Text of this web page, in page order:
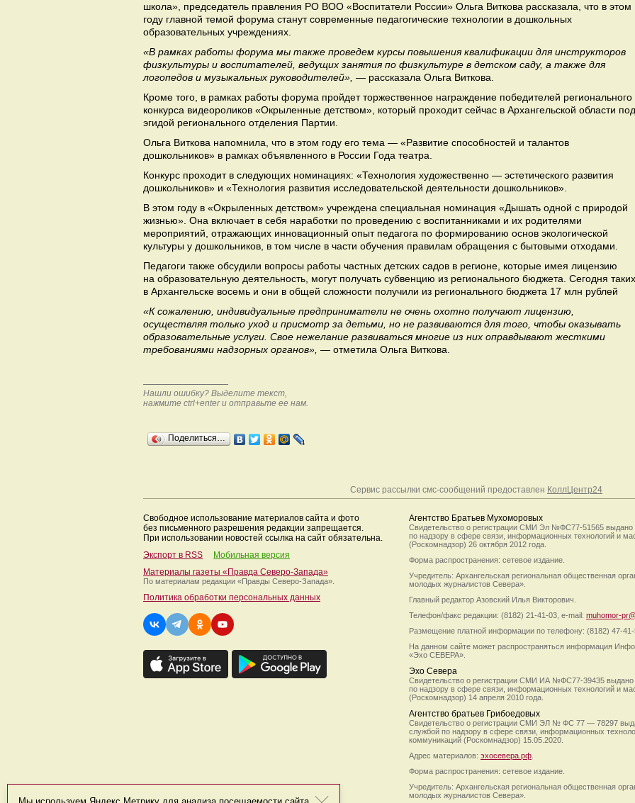
школа», председатель правления РО ВОО «Воспитатели России» Ольга Виткова рассказала, что в этом
году главной темой форума станут современные педагогические технологии в дошкольных
образовательных учреждениях.
«В рамках работы форума мы также проведем курсы повышения квалификации для инструкторов
физкультуры и воспитателей, ведущих занятия по физкультуре в детском саду, а также для
логопедов и музыкальных руководителей», — рассказала Ольга Виткова.
Кроме того, в рамках работы форума пройдет торжественное награждение победителей регионального
конкурса видеороликов «Окрыленные детством», который проходит сейчас в Архангельской области под
эгидой регионального отделения Партии.
Ольга Виткова напомнила, что в этом году его тема — «Развитие способностей и талантов
дошкольников» в рамках объявленного в России Года театра.
Конкурс проходит в следующих номинациях: «Технология художественно — эстетического развития
дошкольников» и «Технология развития исследовательской деятельности дошкольников».
В этом году в «Окрыленных детством» учреждена специальная номинация «Дышать одной с природой
жизнью». Она включает в себя наработки по проведению с воспитанниками и их родителями
мероприятий, отражающих инновационный опыт педагога по формированию основ экологической
культуры у дошкольников, в том числе в части обучения правилам обращения с бытовыми отходами.
Педагоги также обсудили вопросы работы частных детских садов в регионе, которые имея лицензию
на образовательную деятельность, могут получать субвенцию из регионального бюджета. Сегодня таких
в Архангельске восемь и они в общей сложности получили из регионального бюджета 17 млн рублей
«К сожалению, индивидуальные предприниматели не очень охотно получают лицензию,
осуществляя только уход и присмотр за детьми, но не развиваются для того, чтобы оказывать
образовательные услуги. Свое нежелание развиваться многие из них оправдывают жесткими
требованиями надзорных органов», — отметила Ольга Виткова.
Нашли ошибку? Выделите текст,
нажмите ctrl+enter и отправьте ее нам.
Поделиться…
Сервис рассылки смс-сообщений предоставлен КоллЦентр24
Свободное использование материалов сайта и фото
без письменного разрешения редакции запрещается.
При использовании новостей ссылка на сайт обязательна.
Экспорт в RSS
Мобильная версия
Материалы газеты «Правда Северо-Запада»
По материалам редакции «Правды Северо-Запада».
Политика обработки персональных данных
Агентство Братьев Мухоморовых
Свидетельство о регистрации СМИ Эл №ФС77-51565 выдано
по надзору в сфере связи, информационных технологий и
(Роскомнадзор) 26 октября 2012 года.
Форма распространения: сетевое издание.
Учредитель: Архангельская региональная общественная
молодых журналистов Севера».
Главный редактор Азовский Илья Викторович.
Телефон/факс редакции: (8182) 21-41-03, e-mail: muhomor-
Размещение платной информации по телефону: (8182) 47-
На данном сайте может распространяться информация
«Эхо СЕВЕРА».
Эхо Севера
Свидетельство о регистрации СМИ ИА №ФС77-39435 выдано
по надзору в сфере связи, информационных технологий и
(Роскомнадзор) 14 апреля 2010 года.
Агентство братьев Грибоедовых
Свидетельство о регистрации СМИ ЭЛ № ФС 77 — 78297
службой по надзору в сфере связи, информационных
коммуникаций (Роскомнадзор) 15.05.2020.
Адрес материалов: эхосевера.рф
Форма распространения: сетевое издание.
Учредитель: Архангельская региональная общественная
молодых журналистов Севера».